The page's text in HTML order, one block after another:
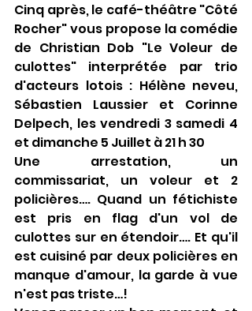
Cinq après, le café-théâtre "Côté
Rocher" vous propose la comédie
de Christian Dob "Le Voleur de
culottes" interprétée par trio
d'acteurs lotois : Hélène neveu,
Sébastien Laussier et Corinne
Delpech, les vendredi 3 samedi 4
et dimanche 5 Juillet à 21 h 30
Une arrestation, un
commissariat, un voleur et 2
policières…. Quand un fétichiste
est pris en flag d'un vol de
culottes sur en étendoir…. Et qu'il
est cuisiné par deux policières en
manque d'amour, la garde à vue
n'est pas triste…!